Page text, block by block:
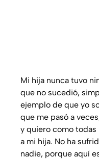
Mi hija nunca tuvo
que no sucedió,
ejemplo de que yo
que me pasó a
y quiero como todas
a mi hija. No ha
nadie, porque aquí